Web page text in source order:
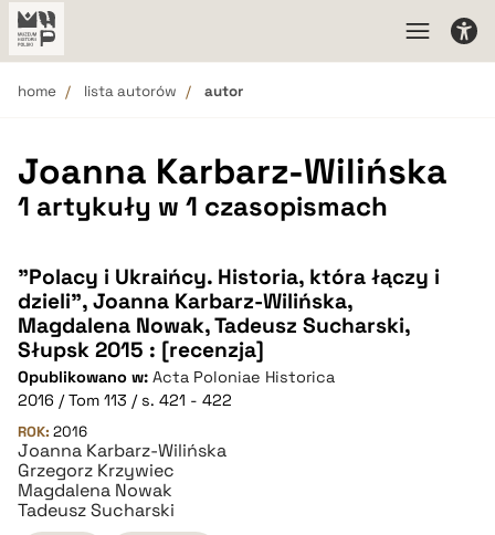
home lista autorów autor
Joanna Karbarz-Wilińska
1 artykuły w 1 czasopismach
"Polacy i Ukraińcy. Historia, która łączy i
dzieli", Joanna Karbarz-Wilińska,
Magdalena Nowak, Tadeusz Sucharski,
Słupsk 2015 : [recenzja]
Opublikowano w: Acta Poloniae Historica
2016 / Tom 113 / s. 421 - 422
ROK: 2016
Joanna Karbarz-Wilińska
Grzegorz Krzywiec
Magdalena Nowak
Tadeusz Sucharski